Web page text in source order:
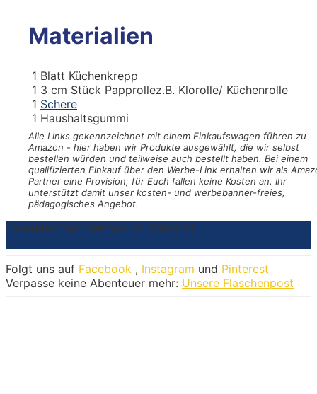
Materialien
1 Blatt Küchenkrepp
1 3 cm Stück Papprollez.B. Klorolle/ Küchenrolle
1 Schere
1 Haushaltsgummi
Alle Links gekennzeichnet mit einem Einkaufswagen führen zu
Amazon - hier haben wir Produkte ausgewählt, die wir selbst
bestellen würden und teilweise auch bestellt haben. Bei einem
qualifizierten Einkauf über den Werbe-Link erhalten wir als
Partner eine Provision, für Euch fallen keine Kosten an. Ihr
unterstützt damit unser kosten- und werbebanner-freies,
pädagogisches Angebot.
Lavendel-Tischdekoration (einfach)
Folgt uns auf Facebook , Instagram und Pinterest
Verpasse keine Abenteuer mehr: Unsere Flaschenpost